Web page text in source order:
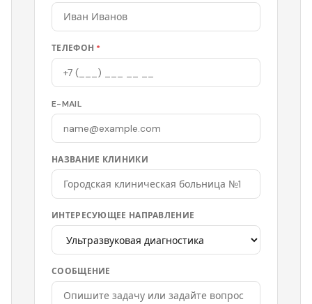
ТЕЛЕФОН *
E-MAIL
НАЗВАНИЕ КЛИНИКИ
ИНТЕРЕСУЮЩЕЕ НАПРАВЛЕНИЕ
СООБЩЕНИЕ